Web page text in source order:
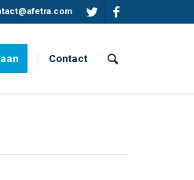
Contact